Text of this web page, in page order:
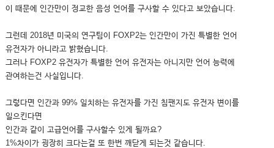
이 때문에 인간만이 정교한 음성 언어를 구사할 수 있다고 보았습니다.
그런데 2018년 미국의 연구팀이 FOXP2는 인간만이 가진 특별한 언어
유전자가 아니라고 밝혔습니다.
그러나 FOXP2 유전자가 특별한 언어 유전자는 아니지만 언어 능력에
관여하는건 사실입니다.
그렇다면 인간과 99% 일치하는 유전자를 가진 침팬지도 유전자 변이를
일으킨다면
인간과 같이 고급언어를 구사할수 있게 될까요?
1%차이가 굉장히 크다는걸 또 한번 깨닫게 되는것 같습니다.